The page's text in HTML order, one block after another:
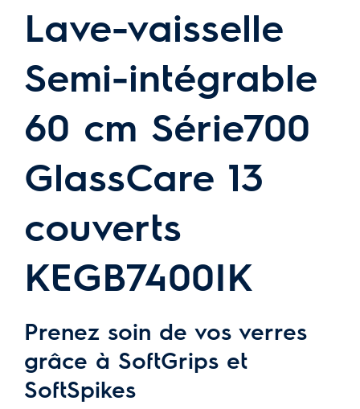
Lave-vaisselle
Semi-intégrable
60 cm Série700
GlassCare 13
couverts
KEGB7400IK
Prenez soin de vos verres
grâce à SoftGrips et
SoftSpikes